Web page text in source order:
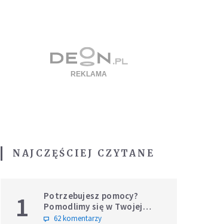
NAJCZĘŚCIEJ CZYTANE
1
Potrzebujesz pomocy?
Pomodlimy się w Twojej
intencji
62 komentarzy